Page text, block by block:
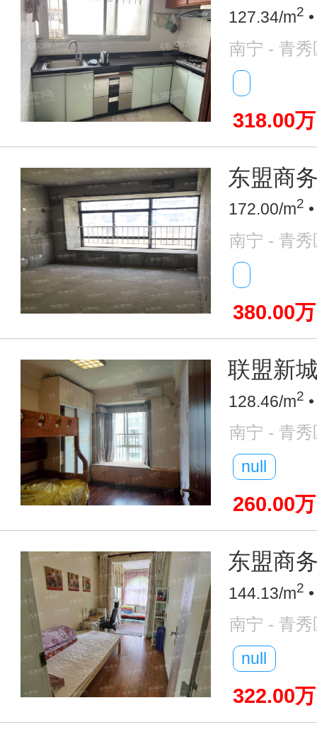
127.34/m2
南宁 - 青秀
318.00万
东盟商
172.00/m2
南宁 - 青秀
380.00万
联盟新
128.46/m2
南宁 - 青秀
null
260.00万
东盟商
144.13/m2
南宁 - 青秀
null
322.00万